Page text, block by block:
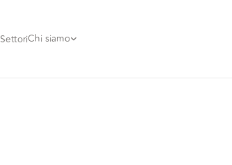
SettoriChi siamo